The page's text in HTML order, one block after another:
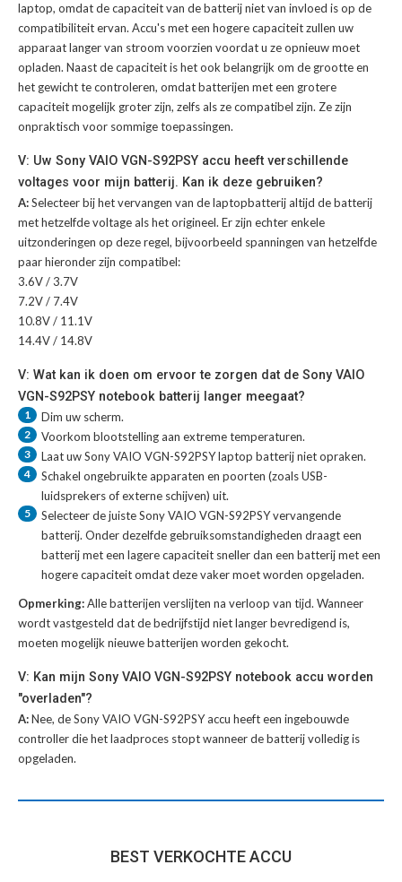
laptop, omdat de capaciteit van de batterij niet van invloed is op de
compatibiliteit ervan. Accu's met een hogere capaciteit zullen uw
apparaat langer van stroom voorzien voordat u ze opnieuw moet
opladen. Naast de capaciteit is het ook belangrijk om de grootte en
het gewicht te controleren, omdat batterijen met een grotere
capaciteit mogelijk groter zijn, zelfs als ze compatibel zijn. Ze zijn
onpraktisch voor sommige toepassingen.
V: Uw Sony VAIO VGN-S92PSY accu heeft verschillende
voltages voor mijn batterij. Kan ik deze gebruiken?
A:Selecteer bij het vervangen van de laptopbatterij altijd de batterij
met hetzelfde voltage als het origineel. Er zijn echter enkele
uitzonderingen op deze regel, bijvoorbeeld spanningen van hetzelfde
paar hieronder zijn compatibel:
3.6V / 3.7V
7.2V / 7.4V
10.8V / 11.1V
14.4V / 14.8V
V: Wat kan ik doen om ervoor te zorgen dat de Sony VAIO
VGN-S92PSY notebook batterij langer meegaat?
1 Dim uw scherm.
2 Voorkom blootstelling aan extreme temperaturen.
3 Laat uwSony VAIO VGN-S92PSY laptop batterijniet opraken.
4
Schakel ongebruikte apparaten en poorten (zoals USB-
luidsprekers of externe schijven) uit.
5 Selecteer de juisteSony VAIO VGN-S92PSY vervangende
batterij. Onder dezelfde gebruiksomstandigheden draagt een
batterij met een lagere capaciteit sneller dan een batterij met een
hogere capaciteit omdat deze vaker moet worden opgeladen.
Opmerking:Alle batterijen verslijten na verloop van tijd. Wanneer
wordt vastgesteld dat de bedrijfstijd niet langer bevredigend is,
moeten mogelijk nieuwe batterijen worden gekocht.
V: Kan mijn Sony VAIO VGN-S92PSY notebook accu worden
"overladen"?
A:Nee, de Sony VAIO VGN-S92PSY accu heeft een ingebouwde
controller die het laadproces stopt wanneer de batterij volledig is
opgeladen.
BEST VERKOCHTE ACCU